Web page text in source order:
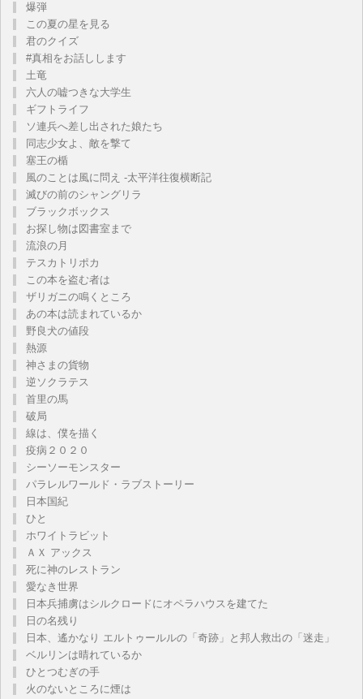
爆弾
この夏の星を見る
君のクイズ
#真相をお話しします
土竜
六人の嘘つきな大学生
ギフトライフ
ソ連兵へ差し出された娘たち
同志少女よ、敵を撃て
塞王の楯
風のことは風に問え -太平洋往復横断記
滅びの前のシャングリラ
ブラックボックス
お探し物は図書室まで
流浪の月
テスカトリポカ
この本を盗む者は
ザリガニの鳴くところ
あの本は読まれているか
野良犬の値段
熱源
神さまの貨物
逆ソクラテス
首里の馬
破局
線は、僕を描く
疫病２０２０
シーソーモンスター
パラレルワールド・ラブストーリー
日本国紀
ひと
ホワイトラビット
ＡＸ アックス
死に神のレストラン
愛なき世界
日本兵捕虜はシルクロードにオペラハウスを建てた
日の名残り
日本、遙かなり エルトゥールルの「奇跡」と邦人救出の「迷走」
ベルリンは晴れているか
ひとつむぎの手
火のないところに煙は